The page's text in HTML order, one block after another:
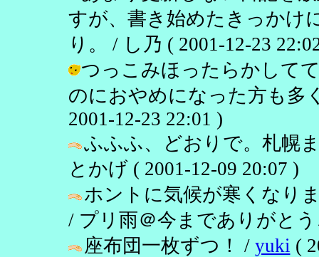
すが、書き始めたきっかけ
り。 / し乃 ( 2001-12-23
つっこみほったらかして
のにおやめになった方も多
2001-12-23 22:01 )
ふふふ、どおりで。札幌
とかげ ( 2001-12-09 20:07 )
ホントに気候が寒くなり
/ プリ雨＠今までありがと
座布団一枚ずつ！ / yuki (